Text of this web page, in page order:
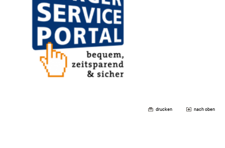
drucken nach oben